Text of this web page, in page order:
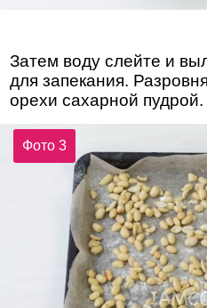
Затем воду слейте и
для запекания.
орехи сахарной пудрой.
Фото 3